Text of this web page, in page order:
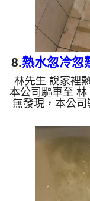
8.熱水忽冷忽
林先生 說家裡
本公司驅車至
無發現，本公
酸 至水管，等
旋波 模式，一
個多小時後，
水管老化，會
是咖啡色，地
垢，洗出來的
水，是因為裡